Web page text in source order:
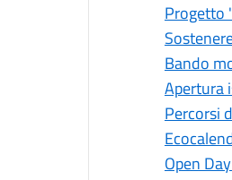
Progetto
Bando
Apertura
Percorsi
Open